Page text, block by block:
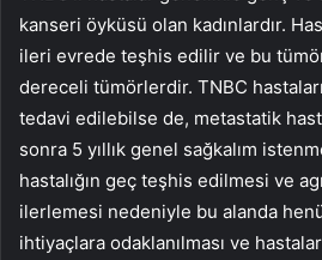
kanseri öyküsü olan kadınlardır.
ileri evrede teşhis edilir ve bu
dereceli tümörlerdir. TNBC
tedavi edilebilse de, metastatik
sonra 5 yıllık genel sağkalım
hastalığın geç teşhis edilmesi ve
ilerlemesi nedeniyle bu alanda
ihtiyaçlara odaklanılması ve